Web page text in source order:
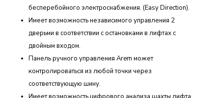
бесперебойного электроснабжения. (Easy Direction).
Имеет возможность независимого управления 2
дверьми в соответствии с остановками в лифтах с
двойным входом.
Панель ручного управления Arem может
контролироваться из любой точки через
соответствующую шину.